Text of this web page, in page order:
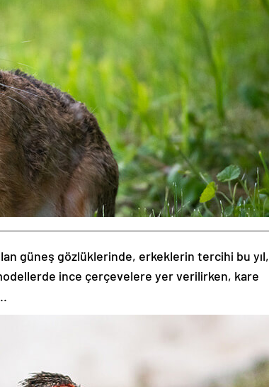
güneş gözlüklerinde, erkeklerin tercihi bu yıl,
ince çerçevelere yer verilirken, kare